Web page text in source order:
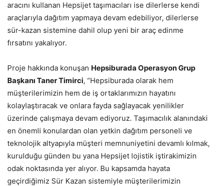
aracını kullanan Hepsijet taşımacıları ise dilerlerse kendi
araçlarıyla dağıtım yapmaya devam edebiliyor, dilerlerse
sür-kazan sistemine dahil olup yeni bir araç edinme
fırsatını yakalıyor.
Proje hakkında konuşan Hepsiburada Operasyon Grup
Başkanı Taner Timirci, “Hepsiburada olarak hem
müşterilerimizin hem de iş ortaklarımızın hayatını
kolaylaştıracak ve onlara fayda sağlayacak yenilikler
üzerinde çalışmaya devam ediyoruz. Taşımacılık alanındaki
en önemli konulardan olan yetkin dağıtım personeli ve
teknolojik altyapıyla müşteri memnuniyetini devamlı kılmak,
kurulduğu günden bu yana Hepsijet lojistik iştirakimizin
odak noktasında yer alıyor. Bu kapsamda hayata
geçirdiğimiz Sür Kazan sistemiyle müşterilerimizin